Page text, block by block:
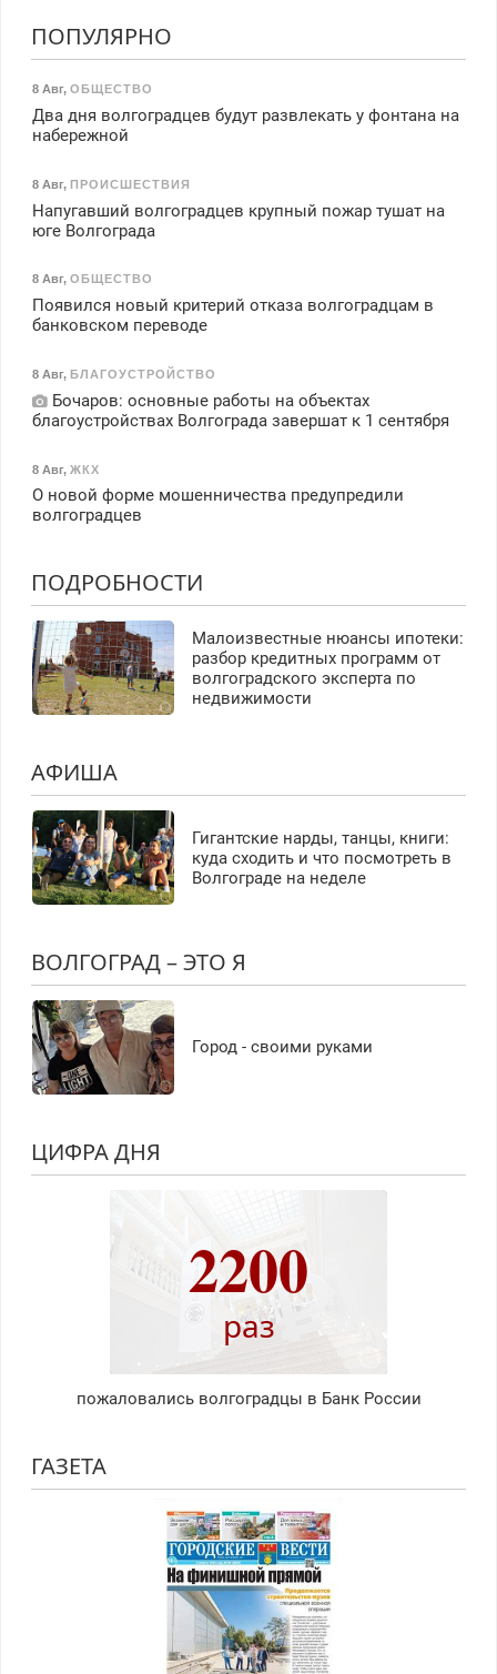
ПОПУЛЯРНО
8 Авг, ОБЩЕСТВО
Два дня волгоградцев будут развлекать у фонтана на
набережной
8 Авг, ПРОИСШЕСТВИЯ
Напугавший волгоградцев крупный пожар тушат на
юге Волгограда
8 Авг, ОБЩЕСТВО
Появился новый критерий отказа волгоградцам в
банковском переводе
8 Авг, БЛАГОУСТРОЙСТВО
Бочаров: основные работы на объектах
благоустройствах Волгограда завершат к 1 сентября
8 Авг, ЖКХ
О новой форме мошенничества предупредили
волгоградцев
ПОДРОБНОСТИ
Малоизвестные нюансы ипотеки:
разбор кредитных программ от
волгоградского эксперта по
недвижимости
АФИША
Гигантские нарды, танцы, книги:
куда сходить и что посмотреть в
Волгограде на неделе
ВОЛГОГРАД – ЭТО Я
Город - своими руками
ЦИФРА ДНЯ
2200
раз
пожаловались волгоградцы в Банк России
ГАЗЕТА